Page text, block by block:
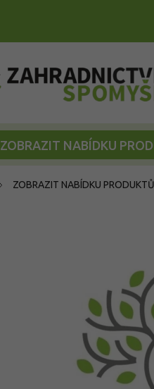
ZOBRAZIT NABÍDKU
ZOBRAZIT NABÍDKU PRODUKTŮ